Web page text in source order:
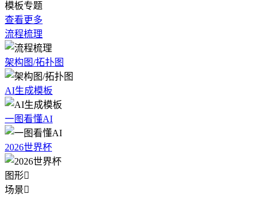
模板专题
查看更多
流程梳理
架构图/拓扑图
AI生成模板
一图看懂AI
2026世界杯
图形
场景